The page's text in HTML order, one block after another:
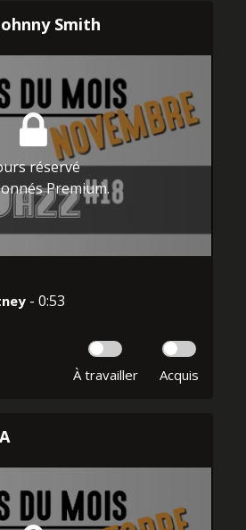
Smith
réservé
Premium.
- 0:53
À travailler Acquis